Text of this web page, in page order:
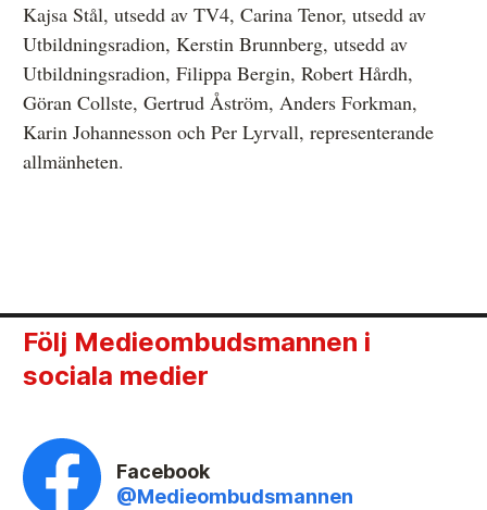
Kajsa Stål, utsedd av TV4, Carina Tenor, utsedd av
Utbildningsradion, Kerstin Brunnberg, utsedd av
Utbildningsradion, Filippa Bergin, Robert Hårdh,
Göran Collste, Gertrud Åström, Anders Forkman,
Karin Johannesson och Per Lyrvall, representerande
allmänheten.
Följ Medieombudsmannen i
sociala medier
Facebook
@Medieombudsmannen